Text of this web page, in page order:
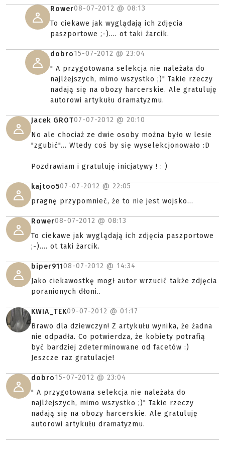
Rower08-07-2012 @ 08:13
To ciekawe jak wyglądają ich zdjęcia
paszportowe ;-).... ot taki żarcik.
dobro15-07-2012 @ 23:04
" A przygotowana selekcja nie należała do
najlżejszych, mimo wszystko ;)" Takie rzeczy
nadają się na obozy harcerskie. Ale gratuluję
autorowi artykułu dramatyzmu.
Jacek GROT07-07-2012 @ 20:10
No ale chociaż ze dwie osoby można było w lesie
"zgubić"... Wtedy coś by się wyselekcjonowało :D
Pozdrawiam i gratuluję inicjatywy ! : )
kajtoo507-07-2012 @ 22:05
pragnę przypomnieć, że to nie jest wojsko...
Rower08-07-2012 @ 08:13
To ciekawe jak wyglądają ich zdjęcia paszportowe
;-).... ot taki żarcik.
biper91108-07-2012 @ 14:34
Jako ciekawostkę mogł autor wrzucić także zdjęcia
poranionych dłoni..
KWIA_TEK09-07-2012 @ 01:17
Brawo dla dziewczyn! Z artykułu wynika, że żadna
nie odpadła. Co potwierdza, że kobiety potrafią
być bardziej zdeterminowane od facetów :)
Jeszcze raz gratulacje!
dobro15-07-2012 @ 23:04
" A przygotowana selekcja nie należała do
najlżejszych, mimo wszystko ;)" Takie rzeczy
nadają się na obozy harcerskie. Ale gratuluję
autorowi artykułu dramatyzmu.